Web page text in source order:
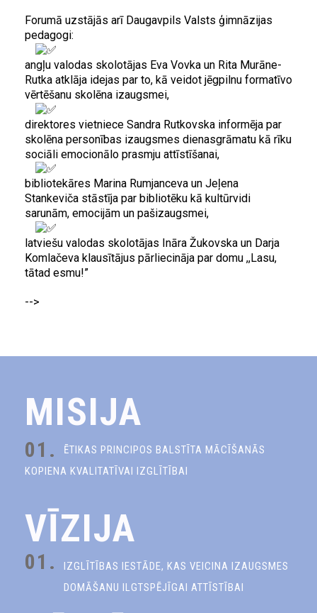
Forumā uzstājās arī Daugavpils Valsts ģimnāzijas
pedagogi:
angļu valodas skolotājas Eva Vovka un Rita Murāne-
Rutka atklāja idejas par to, kā veidot jēgpilnu formatīvo
vērtēšanu skolēna izaugsmei,
direktores vietniece Sandra Rutkovska informēja par
skolēna personības izaugsmes dienasgrāmatu kā rīku
sociāli emocionālo prasmju attīstīšanai,
bibliotekāres Marina Rumjanceva un Jeļena
Stankeviča stāstīja par bibliotēku kā kultūrvidi
sarunām, emocijām un pašizaugsmei,
latviešu valodas skolotājas Ināra Žukovska un Darja
Komlačeva klausītājus pārliecināja par domu ,,Lasu,
tātad esmu!”
-->
MISIJA
01.
ĒTIKAS PRINCIPOS BALSTĪTA MĀCĪŠANĀS
KOPIENA KVALITATĪVAI IZGLĪTĪBAI
VĪZIJA
01.
IZGLĪTĪBAS IESTĀDE, KAS VEICINA IZAUGSMES
DOMĀŠANU ILGTSPĒJĪGAI ATTĪSTĪBAI